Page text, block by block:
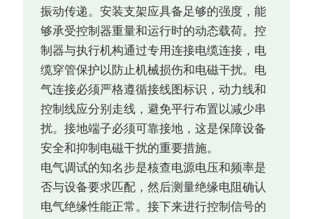
振动传递。安装支架应具备足够的强度，能
够承受控制器重量和运行时的动态载荷。控
制器与执行机构通过专用连接电缆连接，电
缆穿管保护以防止机械损伤和电磁干扰。电
气连接必须严格遵循接线图标识，动力线和
控制线应分别走线，避免平行布置以减少串
扰。接地端子必须可靠接地，这是保障设备
安全和抑制电磁干扰的重要措施。
电气调试的知名步是核查电源电压和频率是
否与设备要求匹配，然后测量绝缘电阻确认
电气绝缘性能正常。接下来进行控制信号的